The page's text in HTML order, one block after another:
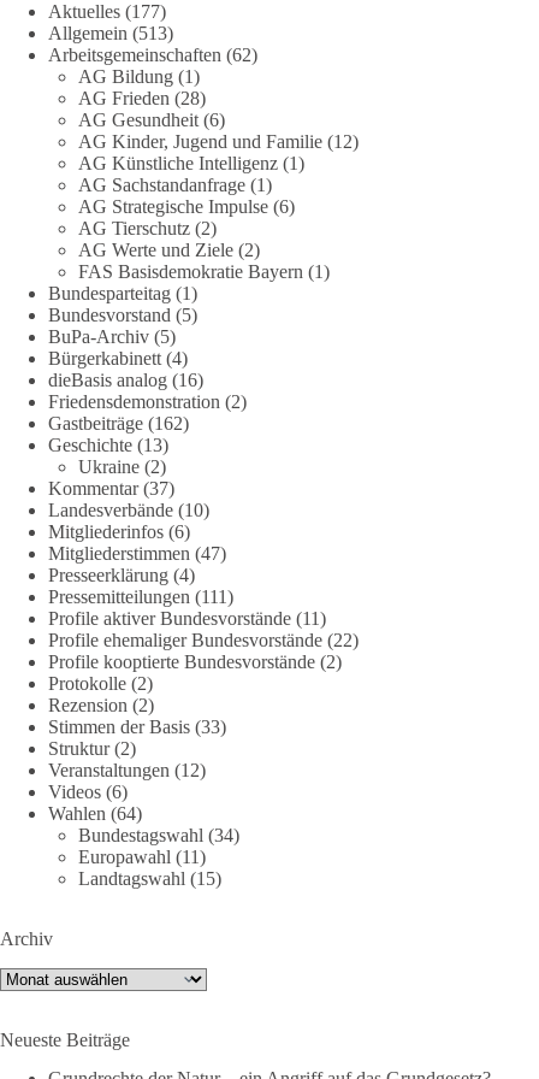
Referent Frank Bothmann stellte die These auf, dass die
derzeit in Teilen der Umweltbewegung diskutierten
„Grundrechte der Natur“ weit über klassischen Naturschutz
hinausreichen und grundlegende Fragen zum Menschenbild,
zum Rechtsstaat und zur Demokratie aufwerfen. [...]
👉 Hier weiterlesen:https://diebasis-
partei.de/2026/07/grundrechte-der-natur-ein-angriff-auf-das-
grundgesetz/
🟩🟩🟦🟦🟥🟥🟧🟧
Es ging weniger um fertige Antworten als um eine Debatte
darüber, wie Freiheit, Verantwortung, Naturschutz und
Grundrechte in einer demokratischen Gesellschaft künftig
miteinander in Einklang gebracht werden können.
#dieBasis #natur #grundrechte
38 7 8
DieBasis
2 Tage(n) zuvor
Jetzt dieBasis Sachsen-Anhalt unterstützen!
Die Landtagswahl 2026 in Sachsen-Anhalt findet am 6.
September statt. Die Inhalte stehen – jetzt müssen sie gesehen,
geteilt und diskutiert werden.
Folge unseren Kanälen:
Facebook:
https://www.facebook.com/groups/diebasissachsenanhalt/
Tiktok:
X:https://x.com/DieBasisLSA
Youtube:https://www.youtube.com/dieBasisSachsenAnhalt
🟩🟩🟦🟦🟥🟥🟧🟧
Aktuelles (177)
Allgemein (513)
Arbeitsgemeinschaften (62)
AG Bildung (1)
AG Frieden (28)
AG Gesundheit (6)
AG Kinder, Jugend und Familie (12)
AG Künstliche Intelligenz (1)
AG Sachstandanfrage (1)
AG Strategische Impulse (6)
AG Tierschutz (2)
AG Werte und Ziele (2)
FAS Basisdemokratie Bayern (1)
Bundesparteitag (1)
Bundesvorstand (5)
BuPa-Archiv (5)
Bürgerkabinett (4)
dieBasis analog (16)
Friedensdemonstration (2)
Gastbeiträge (162)
Geschichte (13)
Ukraine (2)
Kommentar(37)
Landesverbände (10)
Mitgliederinfos (6)
Mitgliederstimmen (47)
Presseerklärung (4)
Pressemitteilungen (111)
Profile aktiver Bundesvorstände (11)
Profile ehemaliger Bundesvorstände (22)
Profile kooptierte Bundesvorstände (2)
Protokolle (2)
Rezension (2)
Stimmen der Basis (33)
Struktur(2)
Veranstaltungen (12)
Videos (6)
Wahlen (64)
Bundestagswahl (34)
Europawahl (11)
Landtagswahl (15)
Archiv
Archiv
Neueste Beiträge